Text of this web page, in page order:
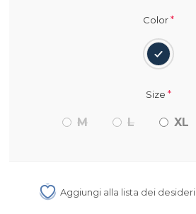
Color*
Size *
M L XL
Aggiungi alla lista dei desideri